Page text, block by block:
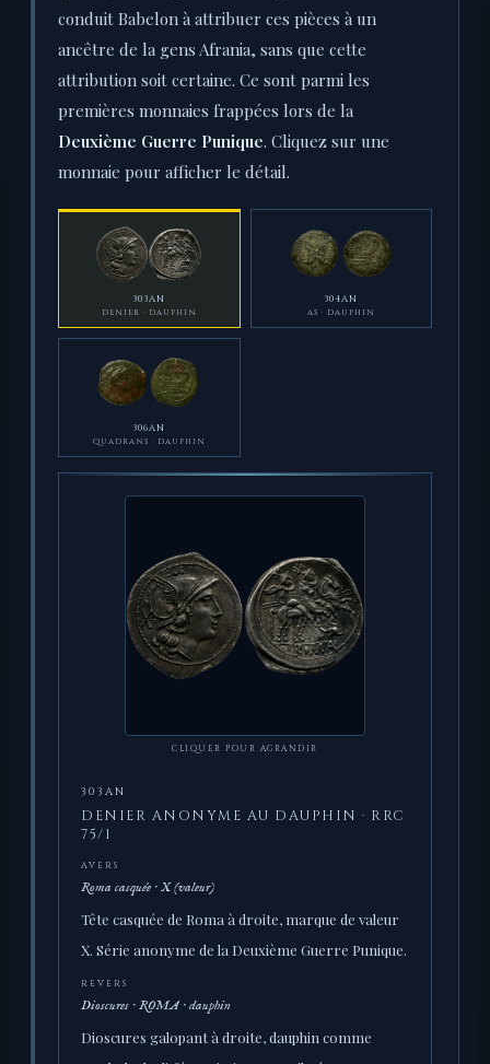
conduit Babelon à attribuer ces pièces à un
ancêtre de la gens Afrania, sans que cette
attribution soit certaine. Ce sont parmi les
premières monnaies frappées lors de la
Deuxième Guerre Punique. Cliquez sur une
monnaie pour afficher le détail.
303AN
DENIER · DAUPHIN
304AN
AS · DAUPHIN
306AN
QUADRANS · DAUPHIN
CLIQUER POUR AGRANDIR
303AN
DENIER ANONYME AU DAUPHIN · RRC
75/1
AVERS
Roma casquée · X (valeur)
Tête casquée de Roma à droite, marque de valeur
X. Série anonyme de la Deuxième Guerre Punique.
REVERS
Dioscures · ROMA · dauphin
Dioscures galopant à droite, dauphin comme